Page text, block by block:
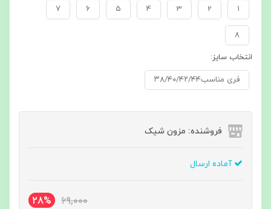
1
2
3
4
5
6
7
8
انتخاب سایز:
فری مناسب۳۸/۴۰/۴۲/۴۴
فروشنده: مزون شیک
آماده ارسال
69,000
28%